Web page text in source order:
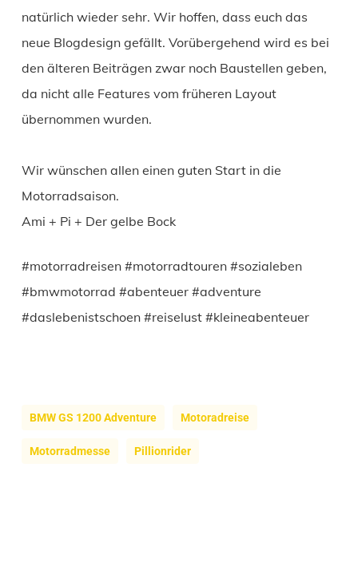
natürlich wieder sehr. Wir hoffen, dass euch das
neue Blogdesign gefällt. Vorübergehend wird es bei
den älteren Beiträgen zwar noch Baustellen geben,
da nicht alle Features vom früheren Layout
übernommen wurden.
Wir wünschen allen einen guten Start in die
Motorradsaison.
Ami + Pi + Der gelbe Bock
#motorradreisen #motorradtouren #sozialeben
#bmwmotorrad #abenteuer #adventure
#daslebenistschoen #reiselust #kleineabenteuer
BMW GS 1200 Adventure Motoradreise
Motorradmesse Pillionrider